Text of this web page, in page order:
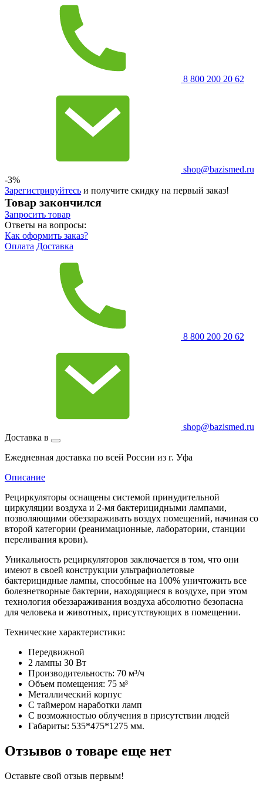
8 800 200 20 62
shop@bazismed.ru
-3%
Зарегистрируйтесь и получите скидку на первый заказ!
Товар закончился
Запросить товар
Ответы на вопросы:
Как оформить заказ?
Оплата Доставка
8 800 200 20 62
shop@bazismed.ru
Доставка в
Ежедневная доставка по всей России из г. Уфа
Описание
Рециркуляторы оснащены системой принудительной
циркуляции воздуха и 2-мя бактерицидными лампами,
позволяющими обеззараживать воздух помещений, начиная со
второй категории (реанимационные, лаборатории, станции
переливания крови).
Уникальность рециркуляторов заключается в том, что они
имеют в своей конструкции ультрафиолетовые
бактерицидные лампы, способные на 100% уничтожить все
болезнетворные бактерии, находящиеся в воздухе, при этом
технология обеззараживания воздуха абсолютно безопасна
для человека и животных, присутствующих в помещении.
Технические характеристики:
Передвижной
2 лампы 30 Вт
Производительность: 70 м³/ч
Объем помещения: 75 м³
Металлический корпус
С таймером наработки ламп
С возможностью облучения в присутствии людей
Габариты: 535*475*1275 мм.
Отзывов о товаре еще нет
Оставьте свой отзыв первым!